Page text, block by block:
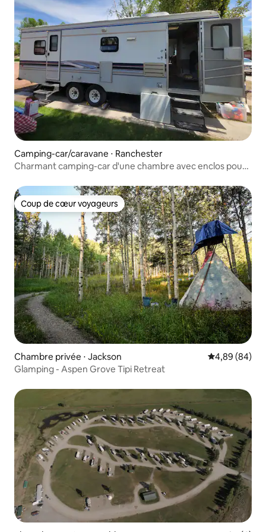
Camping-car/caravane ⋅ Ranchester
Charmant camping-car d'une chambre avec enclos pour
Coup de cœur voyageurs
Coup de cœur voyageurs
Chambre privée ⋅ Jackson Évaluation
4,89 (84)
Glamping - Aspen Grove Tipi Retreat